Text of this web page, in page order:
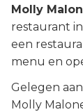
Molly
restaurant in
een
menu en
Gelegen aan
Molly